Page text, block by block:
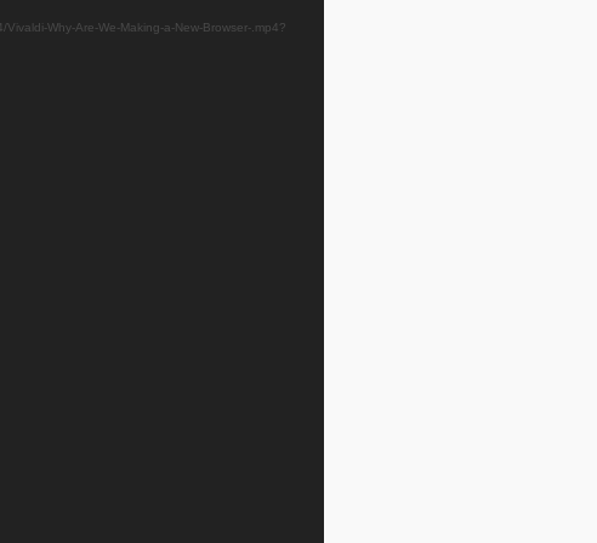
Why-Are-We-Making-a-New-Browser-.mp4?